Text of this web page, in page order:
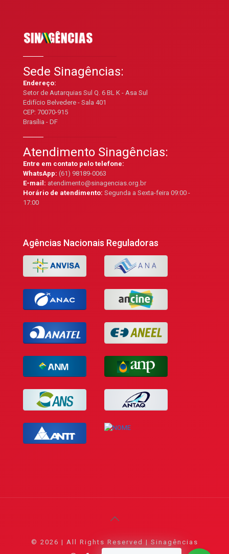
Sede Sinagências:
Endereço:
Setor de Autarquias Sul Q. 6 BL K - Asa Sul
Edifício Belvedere - Sala 401
CEP: 70070-915
Brasília - DF
Atendimento Sinagências:
Entre em contato pelo telefone:
WhatsApp: (61) 98189-0063
E-mail: atendimento@sinagencias.org.br
Horário de atendimento: Segunda a Sexta-feira 09:00 -
17:00
Agências Nacionais Reguladoras
© 2026 | All Rights Reserved | Sinagências